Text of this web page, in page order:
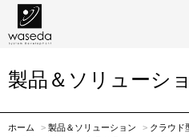
製品＆ソリューシ
ホーム 製品＆ソリューション
クラウド